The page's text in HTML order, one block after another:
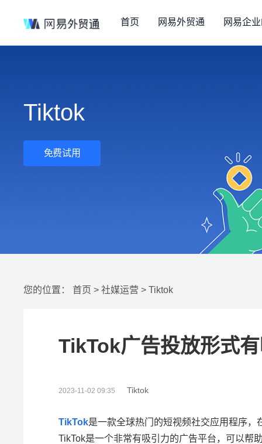
首页 网易外贸通 网易企
Tiktok
免费试用
您的位置： 首页 > 社媒运营 > Tiktok
TikTok广告投放形式
2023-11-02 09:35 Tiktok
TikTok是一款全球热门的短视频社交应用程序
TikTok是一个非常有吸引力的广告平台，可以帮